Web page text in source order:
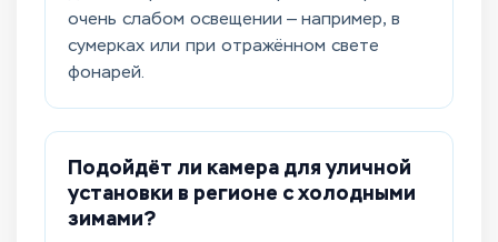
очень слабом освещении — например, в
сумерках или при отражённом свете
фонарей.
Подойдёт ли камера для уличной
установки в регионе с холодными
зимами?